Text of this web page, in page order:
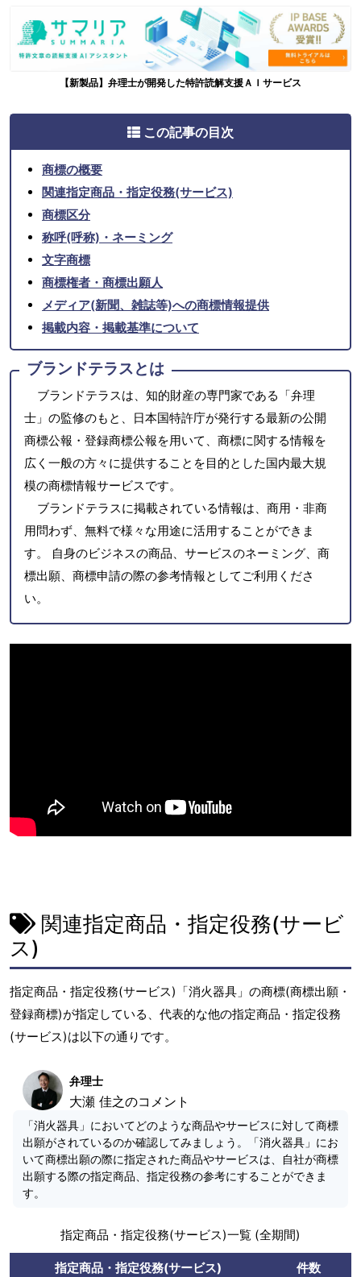
【新製品】弁理士が開発した特許読解支援ＡＩサービス
この記事の目次
商標の概要
関連指定商品・指定役務(サービス)
商標区分
称呼(呼称)・ネーミング
文字商標
商標権者・商標出願人
メディア(新聞、雑誌等)への商標情報提供
掲載内容・掲載基準について
ブランドテラスとは
ブランドテラスは、知的財産の専門家である「弁理
士」の監修のもと、日本国特許庁が発行する最新の公開
商標公報・登録商標公報を用いて、商標に関する情報を
広く一般の方々に提供することを目的とした国内最大規
模の商標情報サービスです。
ブランドテラスに掲載されている情報は、商用・非商
用問わず、無料で様々な用途に活用することができま
す。 自身のビジネスの商品、サービスのネーミング、商
標出願、商標申請の際の参考情報としてご利用くださ
い。
関連指定商品・指定役務(サービ
ス)
指定商品・指定役務(サービス)「消火器具」の商標(商標出願・
登録商標)が指定している、代表的な他の指定商品・指定役務
(サービス)は以下の通りです。
弁理士
大瀬 佳之のコメント
「消火器具」においてどのような商品やサービスに対して商標
出願がされているのか確認してみましょう。「消火器具」にお
いて商標出願の際に指定された商品やサービスは、自社が商標
出願する際の指定商品、指定役務の参考にすることができま
す。
指定商品・指定役務(サービス)一覧 (全期間)
指定商品・指定役務(サービス) 件数